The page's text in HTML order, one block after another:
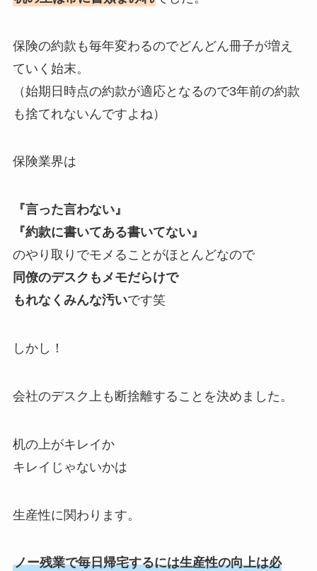
保険の約款も毎年変わるのでどんどん冊子が増え
ていく始末。
（始期日時点の約款が適応となるので3年前の約款
も捨てれないんですよね）
保険業界は
『言った言わない』
『約款に書いてある書いてない』
のやり取りでモメることがほとんどなので
同僚のデスクもメモだらけで
もれなくみんな汚いです笑
しかし！
会社のデスク上も断捨離することを決めました。
机の上がキレイか
キレイじゃないかは
生産性に関わります。
ノー残業で毎日帰宅するには生産性の向上は必